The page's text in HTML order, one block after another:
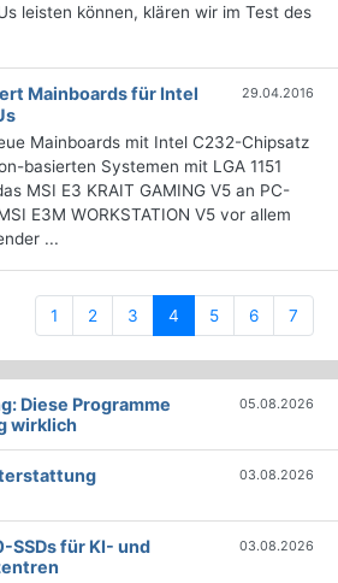
leisten können, klären wir im Test des
Mainboards für Intel
29.04.2016
Mainboards mit Intel C232-Chipsatz
basierten Systemen mit LGA 1151
MSI E3 KRAIT GAMING V5 an PC-
E3M WORKSTATION V5 vor allem
...
1 2 3 4 (current)
5 6 7
Diese Programme
wirklich
05.08.2026
03.08.2026
SSDs für KI- und
03.08.2026